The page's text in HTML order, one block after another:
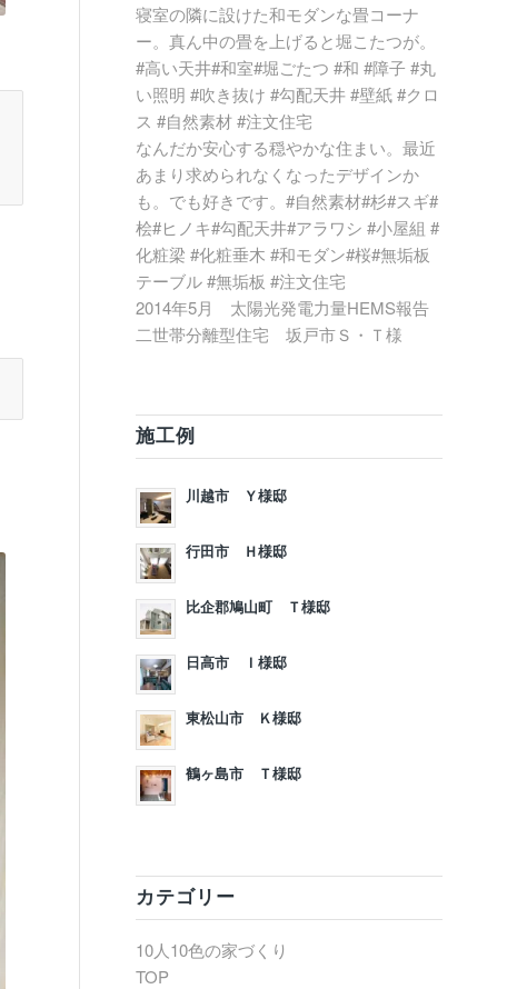
寝室の隣に設けた和モダンな畳コーナ
ー。真ん中の畳を上げると堀こたつが。
#高い天井#和室#堀ごたつ #和 #障子 #丸
い照明 #吹き抜け #勾配天井 #壁紙 #クロ
ス #自然素材 #注文住宅
なんだか安心する穏やかな住まい。最近
あまり求められなくなったデザインか
も。でも好きです。#自然素材#杉#スギ#
桧#ヒノキ#勾配天井#アラワシ #小屋組 #
化粧梁 #化粧垂木 #和モダン#桜#無垢板
テーブル #無垢板 #注文住宅
2014年5月 太陽光発電力量HEMS報告
二世帯分離型住宅 坂戸市Ｓ・Ｔ様
施工例
川越市 Ｙ様邸
行田市 Ｈ様邸
比企郡鳩山町 Ｔ様邸
日高市 Ｉ様邸
東松山市 Ｋ様邸
鶴ヶ島市 Ｔ様邸
カテゴリー
10人10色の家づくり
TOP